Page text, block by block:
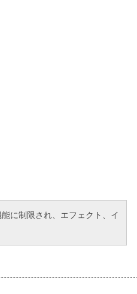
に制限され、エフェクト、イ